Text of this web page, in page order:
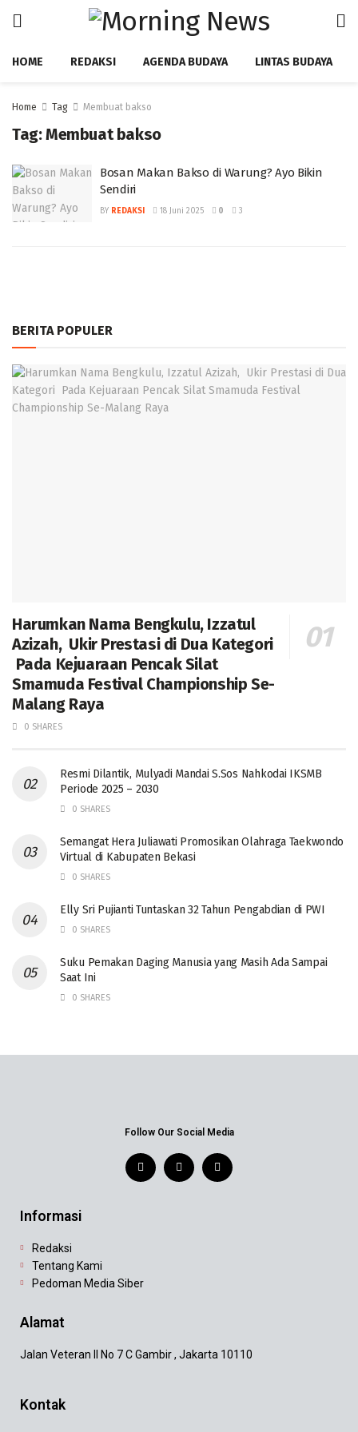
HOME REDAKSI AGENDA BUDAYA LINTAS BUDAYA
Home Tag Membuat bakso
Tag:Membuat bakso
Bosan Makan Bakso di Warung? Ayo Bikin
Sendiri
BY REDAKSI 18 Juni 2025 0 3
BERITA POPULER
Harumkan Nama Bengkulu, Izzatul
Azizah, Ukir Prestasi di Dua Kategori
Pada Kejuaraan Pencak Silat
Smamuda Festival Championship Se-
Malang Raya
0 SHARES
Resmi Dilantik, Mulyadi Mandai S.Sos Nahkodai IKSMB
Periode 2025 – 2030
0 SHARES
Semangat Hera Juliawati Promosikan Olahraga Taekwondo
Virtual di Kabupaten Bekasi
0 SHARES
Elly Sri Pujianti Tuntaskan 32 Tahun Pengabdian di PWI
0 SHARES
‎Suku Pemakan Daging Manusia yang Masih Ada Sampai
Saat Ini
0 SHARES
Follow Our Social Media
Informasi
Redaksi
Tentang Kami
Pedoman Media Siber
Alamat
Jalan Veteran II No 7 C Gambir , Jakarta 10110
Kontak